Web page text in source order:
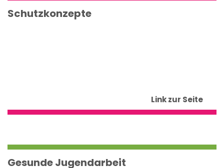
Schutzkonzepte
Link zur Seite
Gesunde Jugendarbeit